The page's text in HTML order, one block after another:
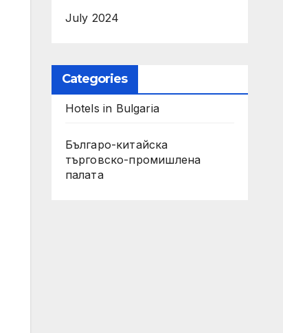
July 2024
Categories
Hotels in Bulgaria
Българо-китайска
търговско-промишлена
палата